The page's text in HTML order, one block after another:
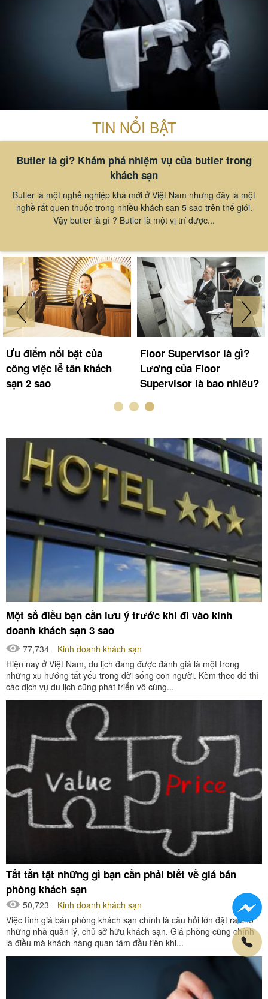
TIN NỔI BẬT
Butler là gì? Khám phá nhiệm vụ của butler trong
khách sạn
Butler là một nghề nghiệp khá mới ở Việt Nam nhưng đây là một
nghề rất quen thuộc trong nhiều khách sạn 5 sao trên thế giới.
Vậy butler là gì ? Butler là một vị trí được...
Ưu điểm nổi bật của
công việc lễ tân khách
sạn 2 sao
Floor Supervisor là gì?
Lương của Floor
Supervisor là bao nhiêu?
Một số điều bạn cần lưu ý trước khi đi vào kinh
doanh khách sạn 3 sao
77,734
Kinh doanh khách sạn
Hiện nay ở Việt Nam, du lịch đang được đánh giá là một trong
những xu hướng tất yếu trong đời sống con người. Kèm theo đó thì
các dịch vụ du lịch cũng phát triển vô cùng...
Tất tần tật những gì bạn cần phải biết về giá bán
phòng khách sạn
50,723
Kinh doanh khách sạn
Việc tính giá bán phòng khách sạn chính là câu hỏi lớn đặt ra cho
những nhà quản lý, chủ sở hữu khách sạn. Giá phòng cũng chính
là điều mà khách hàng quan tâm đầu tiên khi...